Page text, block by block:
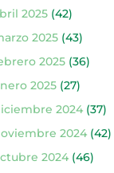
2025(42)
2025(43)
2025(36)
2025(27)
2024(37)
2024(42)
2024(46)